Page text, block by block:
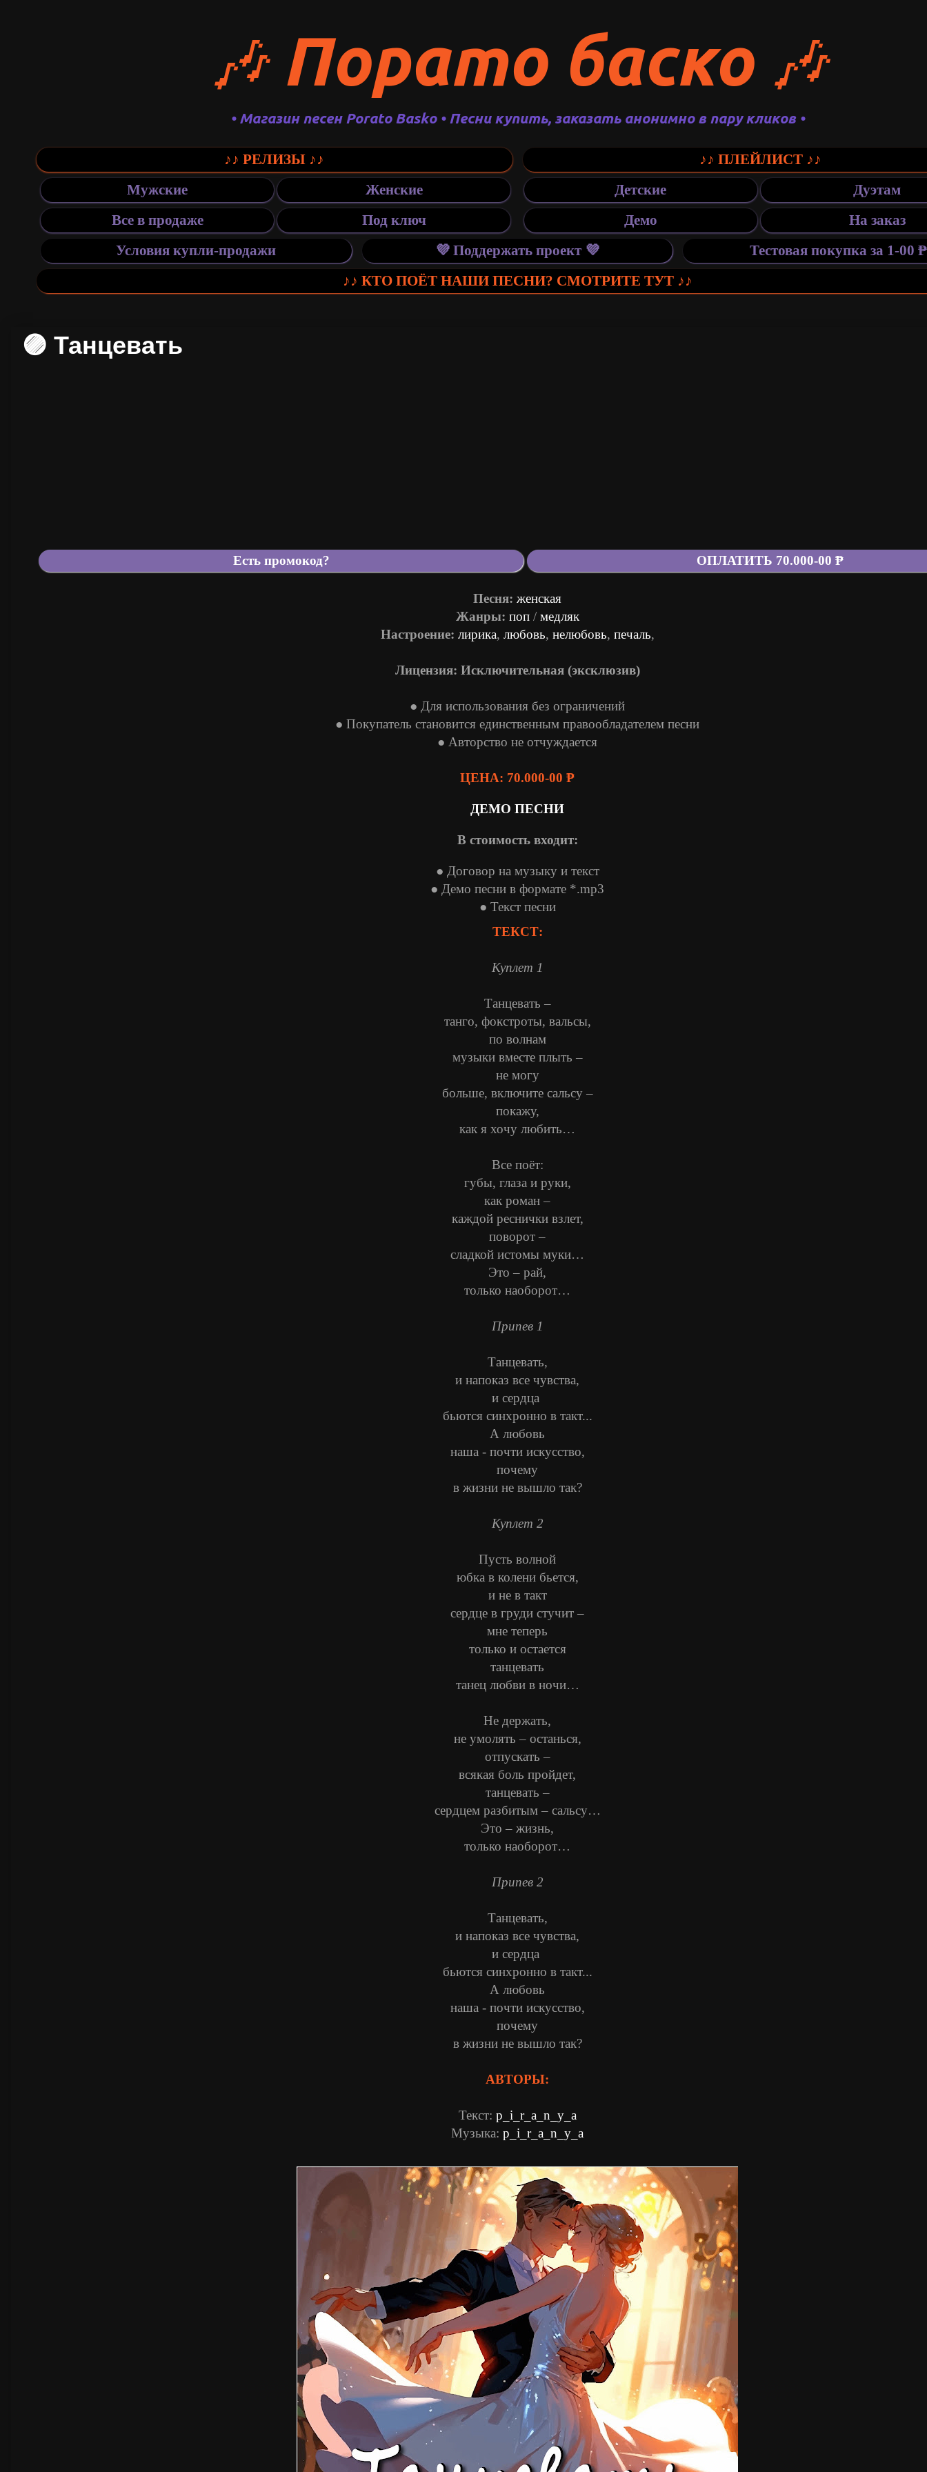
🎶 Порато баско🎶
• Магазин песен Porato Basko • Песни купить, заказать анонимно в пару кликов •
🟣 Танцевать
Песня: женская
Жанры: поп/ медляк
Настроение: лирика, любовь, нелюбовь, печаль,
Лицензия: Исключительная (эксклюзив)
● Для использования без ограничений
● Покупатель становится единственным правообладателем песни
● Авторство не отчуждается
ЦЕНА: 70.000-00 ₱
ДЕМО ПЕСНИ
В стоимость входит:
● Договор на музыку и текст
● Демо песни в формате *.mp3
● Текст песни
ТЕКСТ:
Куплет 1
Танцевать –
танго, фокстроты, вальсы,
по волнам
музыки вместе плыть –
не могу
больше, включите сальсу –
покажу,
как я хочу любить…
Все поёт:
губы, глаза и руки,
как роман –
каждой реснички взлет,
поворот –
сладкой истомы муки…
Это – рай,
только наоборот…
Припев 1
Танцевать,
и напоказ все чувства,
и сердца
бьются синхронно в такт...
А любовь
наша - почти искусство,
почему
в жизни не вышло так?
Куплет 2
Пусть волной
юбка в колени бьется,
и не в такт
сердце в груди стучит –
мне теперь
только и остается
танцевать
танец любви в ночи…
Не держать,
не умолять – останься,
отпускать –
всякая боль пройдет,
танцевать –
сердцем разбитым – сальсу…
Это – жизнь,
только наоборот…
Припев 2
Танцевать,
и напоказ все чувства,
и сердца
бьются синхронно в такт...
А любовь
наша - почти искусство,
почему
в жизни не вышло так?
АВТОРЫ:
Текст: p_i_r_a_n_y_a
Музыка: p_i_r_a_n_y_a